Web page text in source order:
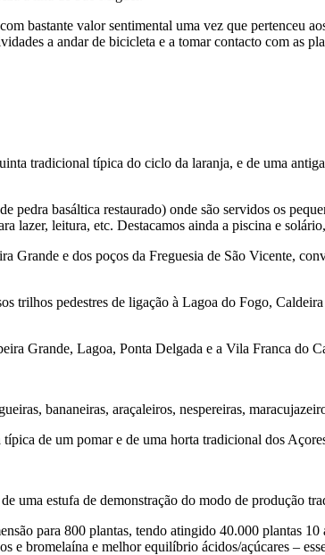
bastante valor sentimental uma vez que pertenceu
a andar de bicicleta e a tomar contacto com as
tradicional típica do ciclo da laranja, e de uma
pedra basáltica restaurado) onde são servidos os
lazer, leitura, etc. Destacamos ainda a piscina e
Grande e dos poços da Freguesia de São Vicente,
pedestres de ligação à Lagoa do Fogo,
Grande, Lagoa, Ponta Delgada e a Vila Franca do
bananeiras, araçaleiros, nespereiras,
de um pomar e de uma horta tradicional dos
uma estufa de demonstração do modo de produção
para 800 plantas, tendo atingido 40.000 plantas
e bromelaína e melhor equilíbrio ácidos/açúcares –